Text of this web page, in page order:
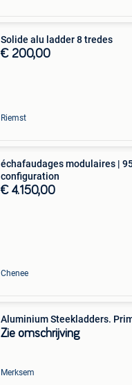
Solide alu ladder 8 tredes
€ 200,00
Riemst
échafaudages modulaires |
configuration
€ 4.150,00
Chenee
Aluminium Steekladders.
Zie omschrijving
Merksem